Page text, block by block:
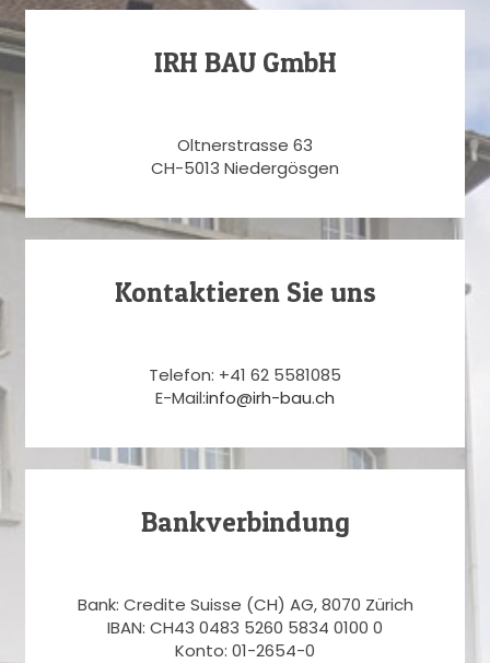
IRH BAU GmbH
Oltnerstrasse 63
CH-5013 Niedergösgen
Kontaktieren Sie uns
Telefon: +41 62 5581085
E-Mail:info@irh-bau.ch
Bankverbindung
Bank: Credite Suisse (CH) AG, 8070 Zürich
IBAN: CH43 0483 5260 5834 0100 0
Konto: 01-2654-0